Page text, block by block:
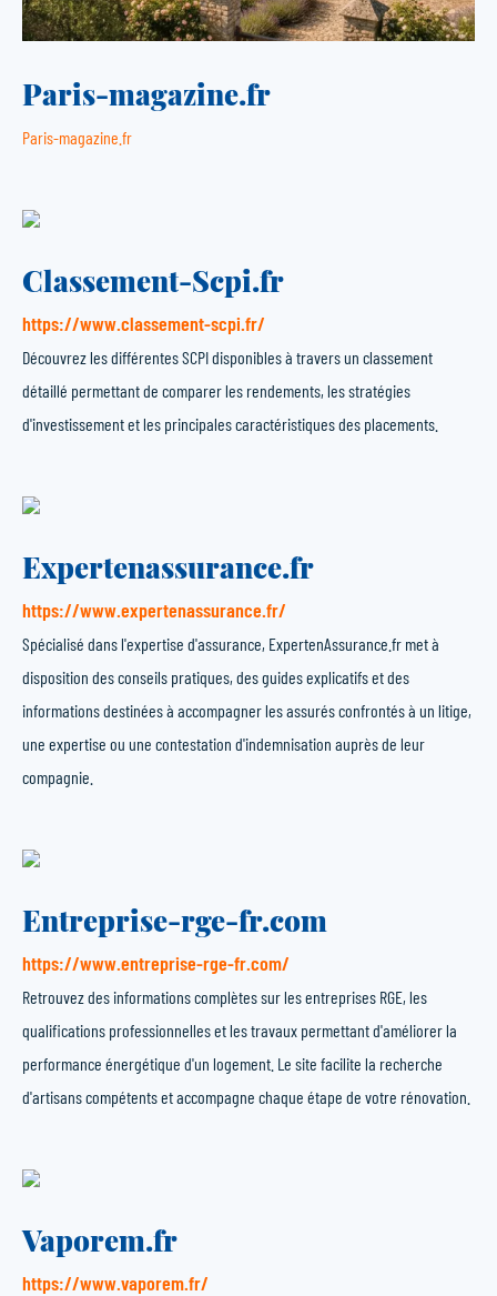
Paris-magazine.fr
Paris-magazine.fr
Classement-Scpi.fr
https://www.classement-scpi.fr/
Découvrez les différentes SCPI disponibles à travers un classement
détaillé permettant de comparer les rendements, les stratégies
d'investissement et les principales caractéristiques des placements.
Expertenassurance.fr
https://www.expertenassurance.fr/
Spécialisé dans l'expertise d'assurance, ExpertenAssurance.fr met à
disposition des conseils pratiques, des guides explicatifs et des
informations destinées à accompagner les assurés confrontés à un litige,
une expertise ou une contestation d'indemnisation auprès de leur
compagnie.
Entreprise-rge-fr.com
https://www.entreprise-rge-fr.com/
Retrouvez des informations complètes sur les entreprises RGE, les
qualifications professionnelles et les travaux permettant d'améliorer la
performance énergétique d'un logement. Le site facilite la recherche
d'artisans compétents et accompagne chaque étape de votre rénovation.
Vaporem.fr
https://www.vaporem.fr/